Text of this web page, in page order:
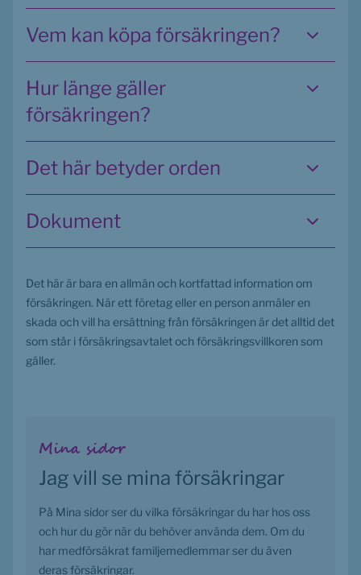
Vem kan köpa försäkringen?
Hur länge gäller
försäkringen?
Det här betyder orden
Dokument
Det här är bara en allmän och kortfattad information om
försäkringen. När ett företag eller en person anmäler en
skada och vill ha ersättning från försäkringen är det alltid det
som står i försäkringsavtalet och försäkringsvillkoren som
gäller.
Mina sidor
Jag vill se mina försäkringar
På Mina sidor ser du vilka försäkringar du har hos oss
och hur du gör när du behöver använda dem. Om du
har medförsäkrat familjemedlemmar ser du även
deras försäkringar.